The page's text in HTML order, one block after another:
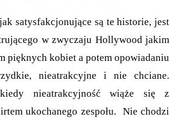
satysfakcjonujące są te historie, jest
w zwyczaju Hollywood jakim
pięknych kobiet a potem opowiadaniu
nieatrakcyjne i nie chciane.
nieatrakcyjność wiąże się z
ukochanego zespołu. Nie chodzi